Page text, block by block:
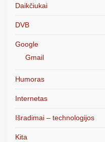
Daikčiukai
DVB
Google
Gmail
Humoras
Internetas
Išradimai – technologijos
Kita